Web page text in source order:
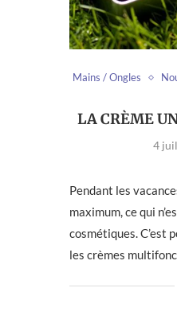
Mains / Ongles
LA CRÈME
4
Pendant les
maximum, ce qui
cosmétiques. C’est
les crèmes